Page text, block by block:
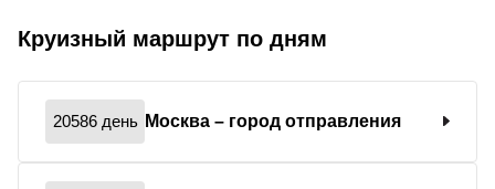
Круизный маршрут по дням
20586 день Москва – город отправления